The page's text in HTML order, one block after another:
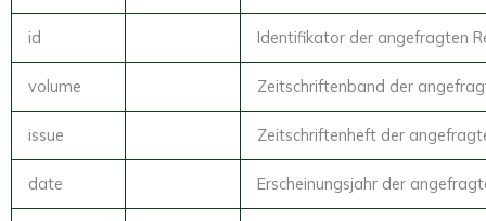
id Identifikator der angefragten
volume Zeitschriftenband der
issue Zeitschriftenheft der
date Erscheinungsjahr der